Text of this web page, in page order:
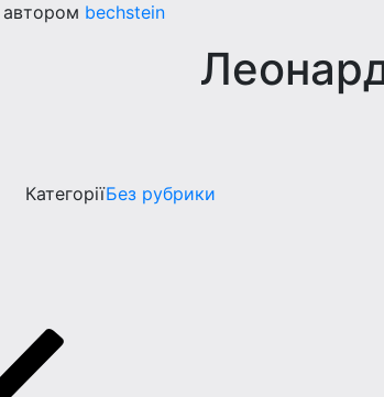
автором bechstein
КатегоріїБез рубрики